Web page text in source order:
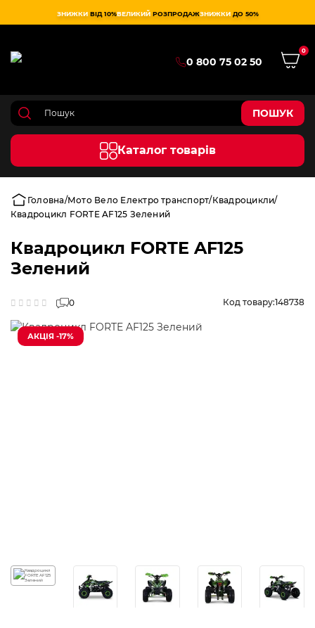
ЗНИЖКИ ВІД 10%ВЕЛИКИЙ РОЗПРОДАЖЗНИЖКИ ДО 50%
0 800 75 02 50
0
ПОШУК
Каталог товарів
Головна Мото Вело Електро транспорт Квадроцикли
Квадроцикл FORTE AF125 Зелений
Квадроцикл FORTE AF125
Зелений
0 Код товару:148738
АКЦІЯ -17%